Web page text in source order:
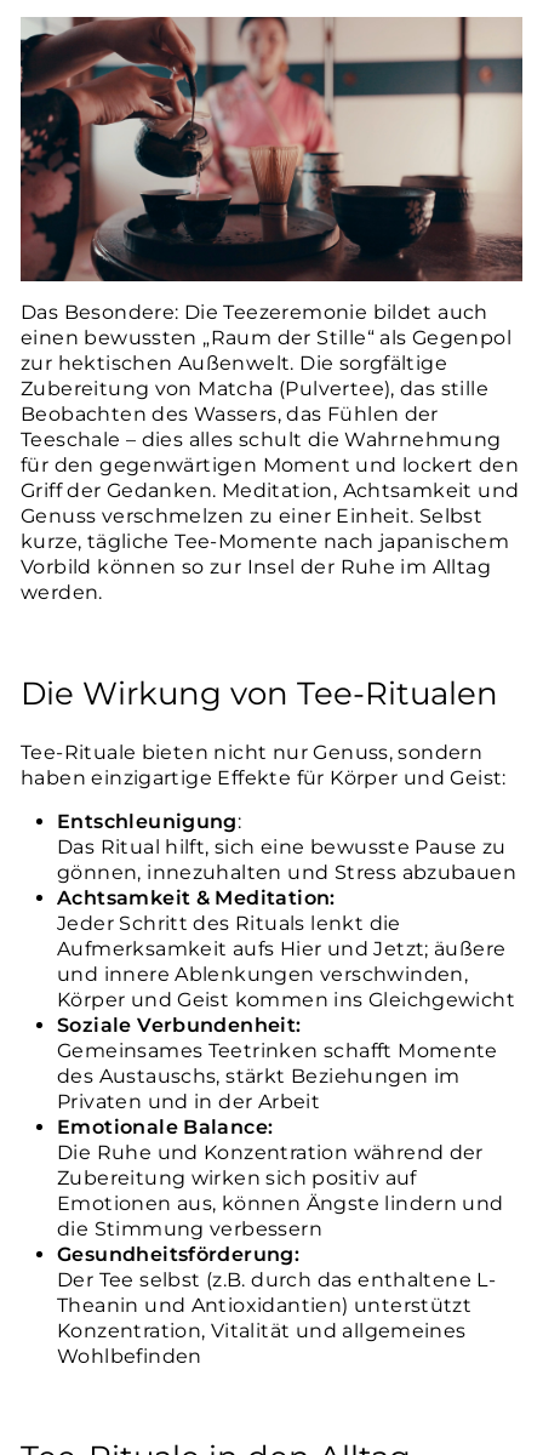
Das Besondere: Die Teezeremonie bildet auch
einen bewussten „Raum der Stille“ als Gegenpol
zur hektischen Außenwelt. Die sorgfältige
Zubereitung von Matcha (Pulvertee), das stille
Beobachten des Wassers, das Fühlen der
Teeschale – dies alles schult die Wahrnehmung
für den gegenwärtigen Moment und lockert den
Griff der Gedanken. Meditation, Achtsamkeit und
Genuss verschmelzen zu einer Einheit. Selbst
kurze, tägliche Tee-Momente nach japanischem
Vorbild können so zur Insel der Ruhe im Alltag
werden.
Die Wirkung von Tee-Ritualen
Tee-Rituale bieten nicht nur Genuss, sondern
haben einzigartige Effekte für Körper und Geist:
Entschleunigung:
Das Ritual hilft, sich eine bewusste Pause zu
gönnen, innezuhalten und Stress abzubauen
Achtsamkeit & Meditation:
Jeder Schritt des Rituals lenkt die
Aufmerksamkeit aufs Hier und Jetzt; äußere
und innere Ablenkungen verschwinden,
Körper und Geist kommen ins Gleichgewicht
Soziale Verbundenheit:
Gemeinsames Teetrinken schafft Momente
des Austauschs, stärkt Beziehungen im
Privaten und in der Arbeit
Emotionale Balance:
Die Ruhe und Konzentration während der
Zubereitung wirken sich positiv auf
Emotionen aus, können Ängste lindern und
die Stimmung verbessern
Gesundheitsförderung:
Der Tee selbst (z.B. durch das enthaltene L-
Theanin und Antioxidantien) unterstützt
Konzentration, Vitalität und allgemeines
Wohlbefinden